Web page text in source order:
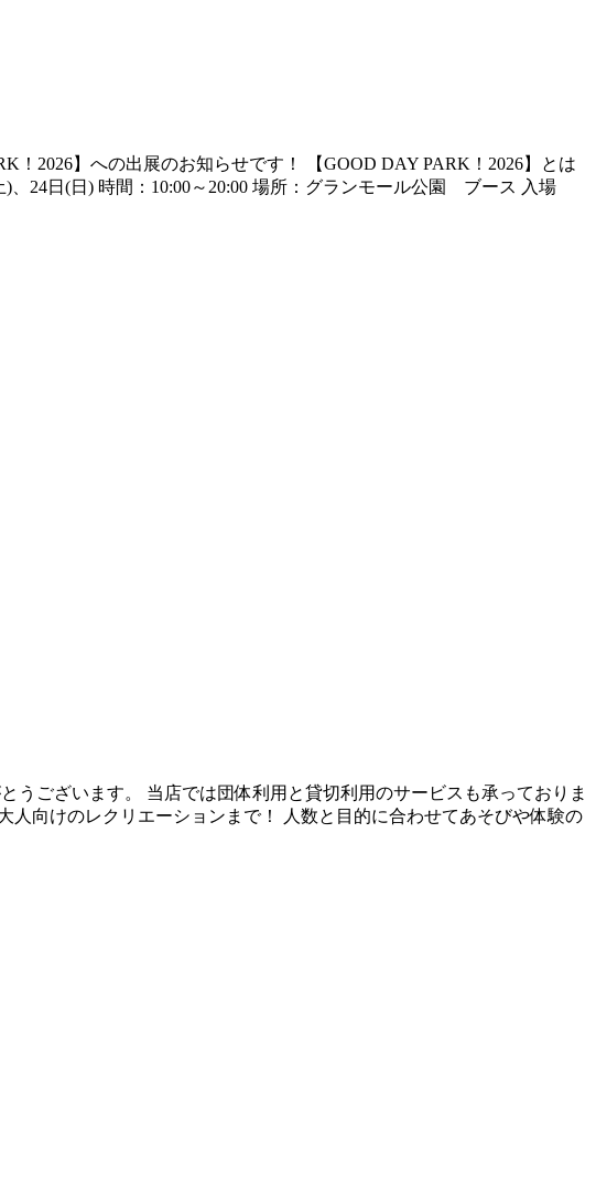
2026】への出展のお知らせです！ 【GOOD DAY PARK！2026】とは
24日(日) 時間：10:00～20:00 場所：グランモール公園 ブース 入場
ございます。 当店では団体利用と貸切利用のサービスも承っておりま
向けのレクリエーションまで！ 人数と目的に合わせてあそびや体験の